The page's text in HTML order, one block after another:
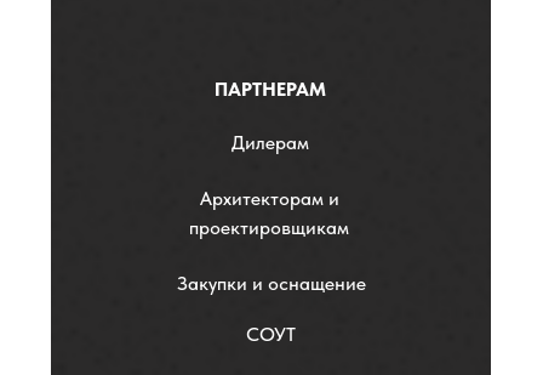
ПАРТНЕРАМ
Архитекторам и
проектировщикам
Дилерам
Закупки и оснащение
СОУТ